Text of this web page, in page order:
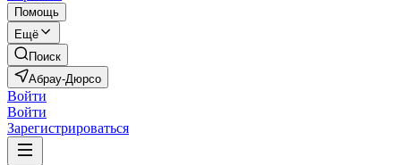
Помощь
Ещё
Поиск
Абрау-Дюрсо
Войти
Войти
Зарегистрироваться